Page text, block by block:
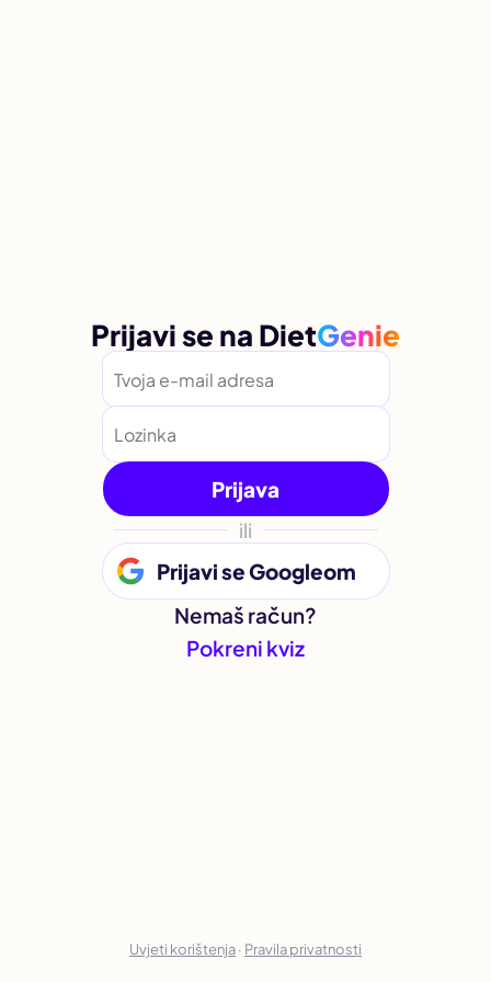
Prijavi se na DietGenie
Prijava
ili
Prijavi se Googleom
Nemaš račun?
Pokreni kviz
Uvjeti korištenja· Pravila privatnosti